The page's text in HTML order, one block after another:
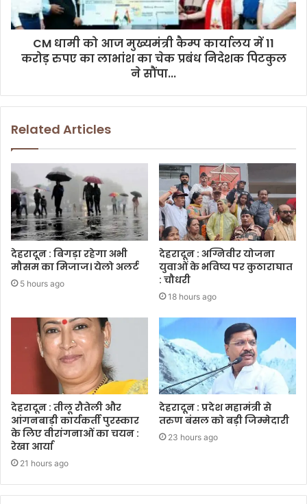
CM धामी को आज मुख्यमंत्री कैम्प कार्यालय में 11
करोड़ रुपए का लाभांश का चेक प्रबंध निदेशक पिटकुल
ने सौंपा...
Related Articles
देहरादून : बिगड़ा रहेगा अभी
मौसम का मिजाज। येलो अलर्ट
5 hours ago
देहरादून : अग्निवीर योजना
युवाओं के भविष्य पर कुठाराघात
: चौधरी
18 hours ago
देहरादून : तीलू रौतेली और
आंगनबाड़ी कार्यकर्ती पुरस्कार
के लिए वीरांगनाओं का चयन :
रेखा आर्या
21 hours ago
देहरादून : प्रदेश महामंत्री से
तरुण बंसल को बड़ी जिम्मेदारी
23 hours ago